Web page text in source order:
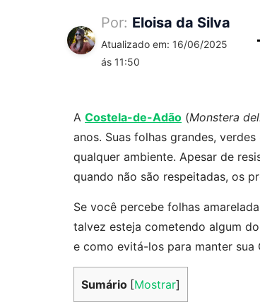
Por: Eloisa da Silva
Atualizado em: 16/06/2025
ás 11:50
A Costela-de-Adão (Monstera
anos. Suas folhas grandes,
qualquer ambiente. Apesar de
quando não são respeitadas, os
Se você percebe folhas
talvez esteja cometendo algum
e como evitá-los para manter
Sumário [Mostrar]